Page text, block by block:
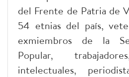
del Frente de Patria de
54 etnias del país,
exmiembros de la
Popular,
intelectuales,